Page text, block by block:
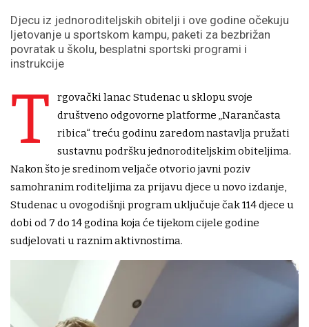
​Djecu iz jednoroditeljskih obitelji i ove godine očekuju
ljetovanje u sportskom kampu, paketi za bezbrižan
povratak u školu, besplatni sportski programi i
instrukcije
T
rgovački lanac Studenac u sklopu svoje
društveno odgovorne platforme „Narančasta
ribica“ treću godinu zaredom nastavlja pružati
sustavnu podršku jednoroditeljskim obiteljima.
Nakon što je sredinom veljače otvorio javni poziv
samohranim roditeljima za prijavu djece u novo izdanje,
Studenac u ovogodišnji program uključuje čak 114 djece u
dobi od 7 do 14 godina koja će tijekom cijele godine
sudjelovati u raznim aktivnostima.